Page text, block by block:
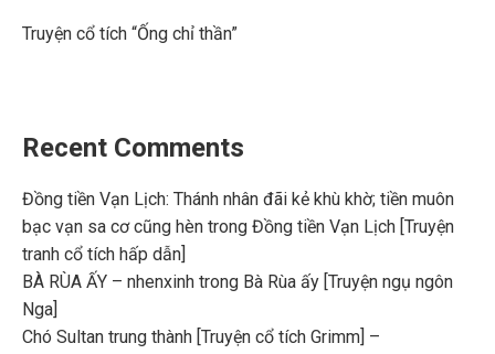
Truyện cổ tích “Ống chỉ thần”
Recent Comments
Đồng tiền Vạn Lịch: Thánh nhân đãi kẻ khù khờ; tiền muôn
bạc vạn sa cơ cũng hèn trong Đồng tiền Vạn Lịch [Truyện
tranh cổ tích hấp dẫn]
BÀ RÙA ẤY – nhenxinh trong Bà Rùa ấy [Truyện ngụ ngôn
Nga]
Chó Sultan trung thành [Truyện cổ tích Grimm] –